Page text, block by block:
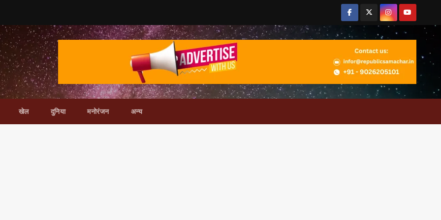
खेल दुनिया मनोरंजन अन्य